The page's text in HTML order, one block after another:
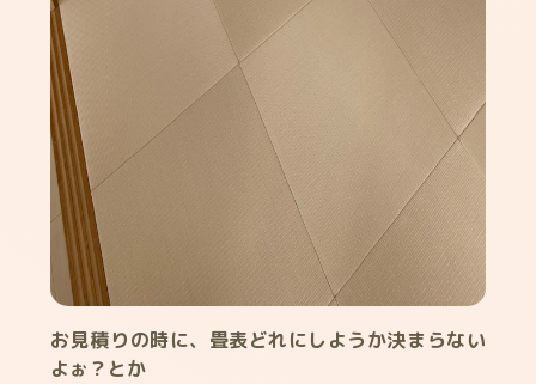
お見積りの時に、畳表どれにしようか決まらない
よぉ？とか